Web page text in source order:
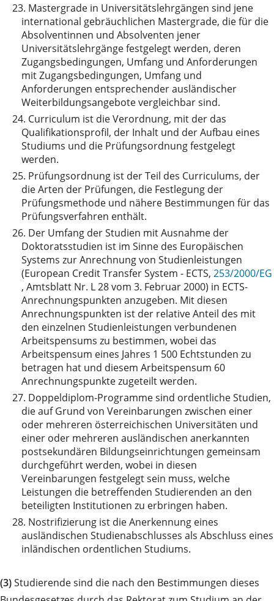
23. Mastergrade in Universitätslehrgängen sind jene
international gebräuchlichen Mastergrade, die für die
Absolventinnen und Absolventen jener
Universitätslehrgänge festgelegt werden, deren
Zugangsbedingungen, Umfang und Anforderungen
mit Zugangsbedingungen, Umfang und
Anforderungen entsprechender ausländischer
Weiterbildungsangebote vergleichbar sind.
24. Curriculum ist die Verordnung, mit der das
Qualifikationsprofil, der Inhalt und der Aufbau eines
Studiums und die Prüfungsordnung festgelegt
werden.
25. Prüfungsordnung ist der Teil des Curriculums, der
die Arten der Prüfungen, die Festlegung der
Prüfungsmethode und nähere Bestimmungen für das
Prüfungsverfahren enthält.
26. Der Umfang der Studien mit Ausnahme der
Doktoratsstudien ist im Sinne des Europäischen
Systems zur Anrechnung von Studienleistungen
(European Credit Transfer System - ECTS, 253/2000/EG
, Amtsblatt Nr. L 28 vom 3. Februar 2000) in ECTS-
Anrechnungspunkten anzugeben. Mit diesen
Anrechnungspunkten ist der relative Anteil des mit
den einzelnen Studienleistungen verbundenen
Arbeitspensums zu bestimmen, wobei das
Arbeitspensum eines Jahres 1 500 Echtstunden zu
betragen hat und diesem Arbeitspensum 60
Anrechnungspunkte zugeteilt werden.
27. Doppeldiplom-Programme sind ordentliche Studien,
die auf Grund von Vereinbarungen zwischen einer
oder mehreren österreichischen Universitäten und
einer oder mehreren ausländischen anerkannten
postsekundären Bildungseinrichtungen gemeinsam
durchgeführt werden, wobei in diesen
Vereinbarungen festgelegt sein muss, welche
Leistungen die betreffenden Studierenden an den
beteiligten Institutionen zu erbringen haben.
28. Nostrifizierung ist die Anerkennung eines
ausländischen Studienabschlusses als Abschluss eines
inländischen ordentlichen Studiums.
(3)Studierende sind die nach den Bestimmungen dieses